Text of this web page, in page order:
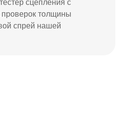
сцепления с
проверок толщины
спрей нашей